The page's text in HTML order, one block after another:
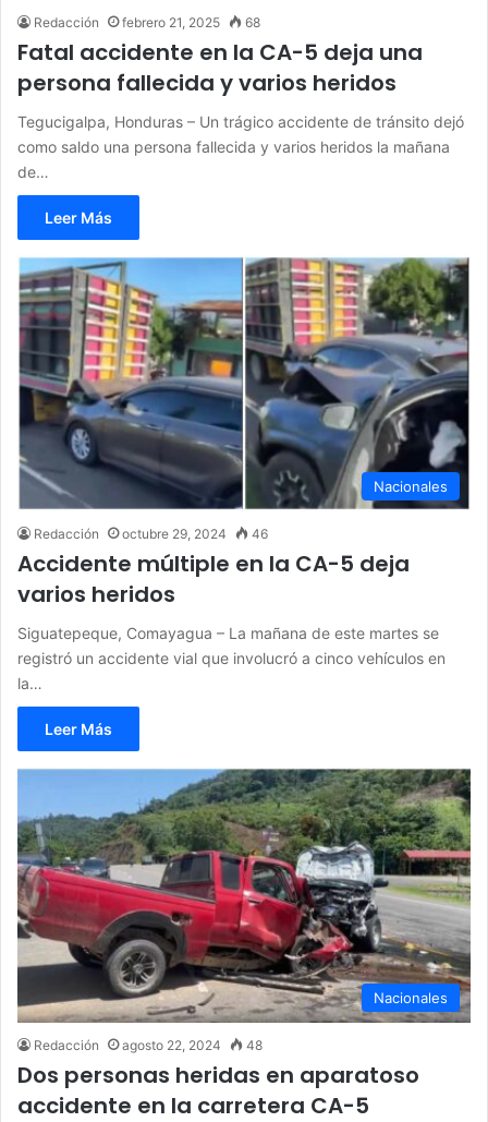
Redacción febrero 21, 2025 68
Fatal accidente en la CA-5 deja una
persona fallecida y varios heridos
Tegucigalpa, Honduras – Un trágico accidente de tránsito dejó
como saldo una persona fallecida y varios heridos la mañana
de…
Leer Más
Nacionales
Redacción octubre 29, 2024 46
Accidente múltiple en la CA-5 deja
varios heridos
Siguatepeque, Comayagua – La mañana de este martes se
registró un accidente vial que involucró a cinco vehículos en
la…
Leer Más
Nacionales
Redacción agosto 22, 2024 48
Dos personas heridas en aparatoso
accidente en la carretera CA-5